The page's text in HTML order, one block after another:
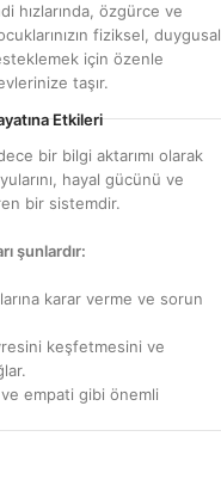
hızlarında, özgürce ve
fiziksel, duygusal
için özenle
taşır.
Etkileri
bir bilgi aktarımı olarak
hayal gücünü ve
bir sistemdir.
şunlardır:
karar verme ve sorun
keşfetmesini ve
empati gibi önemli